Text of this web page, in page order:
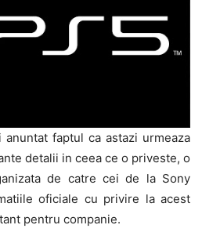
anuntat faptul ca astazi urmeaza
detalii in ceea ce o priveste, o
de catre cei de la Sony
oficiale cu privire la acest
pentru companie.